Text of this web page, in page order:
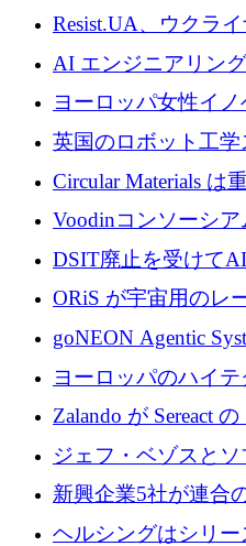
ッション製品インテ
ームを拡大するた
Resist.UA、ウクラ
衛技術を拡大するた
基金を立ち上げる
AI エンジニアリン
ートアップ Cascade
らの支援を獲得
ヨーロッパ女性イ
介します
英国のロボット工学
がシリーズ A 1 億
5,000 万ドルに到達
Circular Materials は
張に 1,180 万ユーロ
Voodinコンソーシ
製ブレード工場の建
ーロを確保
DSIT廃止を受けて
ORiS が宇宙用のレ
フラの構築に 500
goNEON Agentic
ンフラ計画を加速す
ヨーロッパのハイ
ーロを超える 60 以
Zalando が Sereact
ーズ B に参加し、
ジェフ・ベゾスと
5,000万ドルの資金
新興企業5社が連合
センサーをEUのク
ヘルシングはシリ